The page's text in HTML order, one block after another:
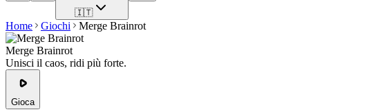
🇮🇹
Home Giochi Merge Brainrot
Merge Brainrot
Unisci il caos, ridi più forte.
Gioca